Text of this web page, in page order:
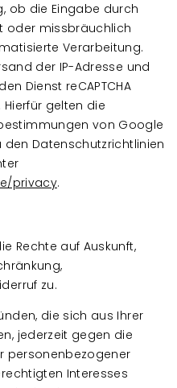
ob die Eingabe durch
oder missbräuchlich
Verarbeitung.
der IP-Adresse und
Dienst reCAPTCHA
gelten die
von Google
den Datenschutzrichtlinien
privacy.
Rechte auf Auskunft,
zu.
die sich aus Ihrer
jederzeit gegen die
personenbezogener
Interesses